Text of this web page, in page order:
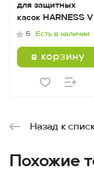
для защитных
касок HARNESS V
5 Есть в наличии
в корзину
Назад к
Похожие